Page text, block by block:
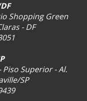
Shopping Green
- DF
Piso Superior - Al.
SP